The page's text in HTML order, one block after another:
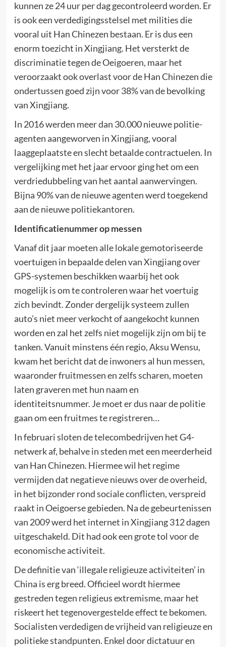
kunnen ze 24 uur per dag gecontroleerd worden. Er
is ook een verdedigingsstelsel met milities die
vooral uit Han Chinezen bestaan. Er is dus een
enorm toezicht in Xingjiang. Het versterkt de
discriminatie tegen de Oeigoeren, maar het
veroorzaakt ook overlast voor de Han Chinezen die
ondertussen goed zijn voor 38% van de bevolking
van Xingjiang.
In 2016 werden meer dan 30.000 nieuwe politie-
agenten aangeworven in Xingjiang, vooral
laaggeplaatste en slecht betaalde contractuelen. In
vergelijking met het jaar ervoor ging het om een
verdriedubbeling van het aantal aanwervingen.
Bijna 90% van de nieuwe agenten werd toegekend
aan de nieuwe politiekantoren.
Identificatienummer op messen
Vanaf dit jaar moeten alle lokale gemotoriseerde
voertuigen in bepaalde delen van Xingjiang over
GPS-systemen beschikken waarbij het ook
mogelijk is om te controleren waar het voertuig
zich bevindt. Zonder dergelijk systeem zullen
auto’s niet meer verkocht of aangekocht kunnen
worden en zal het zelfs niet mogelijk zijn om bij te
tanken. Vanuit minstens één regio, Aksu Wensu,
kwam het bericht dat de inwoners al hun messen,
waaronder fruitmessen en zelfs scharen, moeten
laten graveren met hun naam en
identiteitsnummer. Je moet er dus naar de politie
gaan om een fruitmes te registreren…
In februari sloten de telecombedrijven het G4-
netwerk af, behalve in steden met een meerderheid
van Han Chinezen. Hiermee wil het regime
vermijden dat negatieve nieuws over de overheid,
in het bijzonder rond sociale conflicten, verspreid
raakt in Oeigoerse gebieden. Na de gebeurtenissen
van 2009 werd het internet in Xingjiang 312 dagen
uitgeschakeld. Dit had ook een grote tol voor de
economische activiteit.
De definitie van ‘illegale religieuze activiteiten’ in
China is erg breed. Officieel wordt hiermee
gestreden tegen religieus extremisme, maar het
riskeert het tegenovergestelde effect te bekomen.
Socialisten verdedigen de vrijheid van religieuze en
politieke standpunten. Enkel door dictatuur en